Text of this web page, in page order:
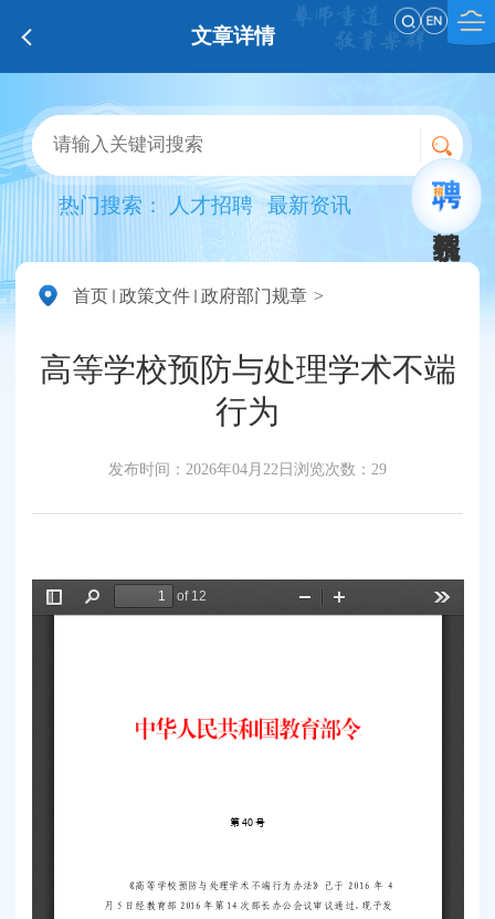
文章详情
热门搜索： 人才招聘 最新资讯
首页 政策文件 政府部门规章
高等学校预防与处理学术不端
行为
发布时间：2026年04月22日浏览次数： 29